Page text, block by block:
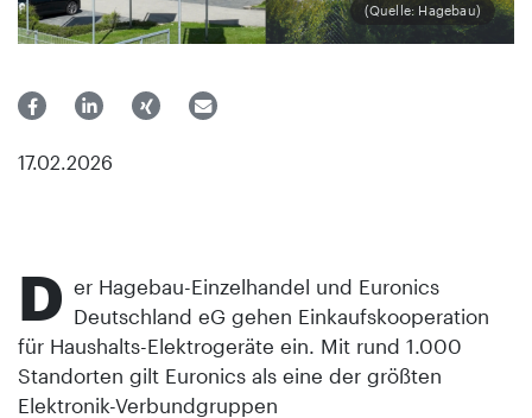
(Quelle: Hagebau)
17.02.2026
D er Hagebau-Einzelhandel und Euronics
Deutschland eG gehen Einkaufskooperation
für Haushalts-Elektrogeräte ein. Mit rund 1.000
Standorten gilt Euronics als eine der größten
Elektronik-Verbundgruppen